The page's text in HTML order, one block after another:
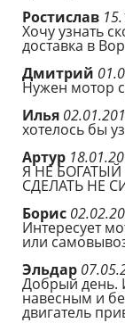
Ростислав
Хочу узнать
доставка в
Дмитрий
Нужен мотор
Илья
хотелось бы
Артур
Я НЕ
СДЕЛАТЬ НЕ
Борис
Интересует
или
Эльдар
Добрый день.
навесным и
двигатель